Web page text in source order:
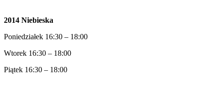
2014 Niebieska
Poniedziałek 16:30 – 18:00
Wtorek 16:30 – 18:00
Piątek 16:30 – 18:00